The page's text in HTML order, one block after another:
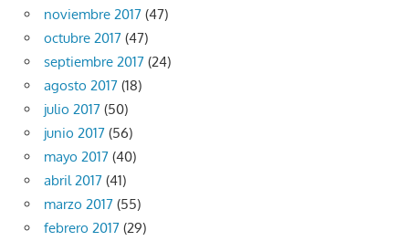
noviembre 2017 (47)
octubre 2017 (47)
septiembre 2017 (24)
agosto 2017 (18)
julio 2017 (50)
junio 2017 (56)
mayo 2017 (40)
abril 2017 (41)
marzo 2017 (55)
febrero 2017 (29)